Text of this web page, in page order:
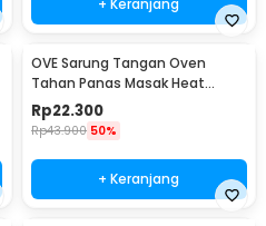
OVE Sarung Tangan Oven
Tahan Panas Masak Heat
Resistant Gloves - 540F
Rp22.300
Rp43.900 50%
+ Keranjang